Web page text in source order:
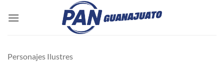
Personajes Ilustres